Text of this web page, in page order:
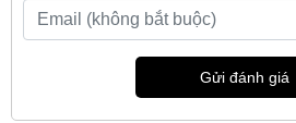
Gửi đánh giá